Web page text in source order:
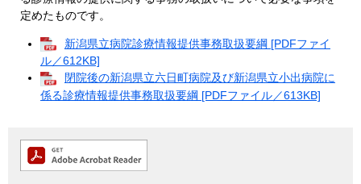
定めたものです。
新潟県立病院診療情報提供事務取扱要綱 [PDFファイ
ル／612KB]
閉院後の新潟県立六日町病院及び新潟県立小出病院に
係る診療情報提供事務取扱要綱 [PDFファイル／613KB]